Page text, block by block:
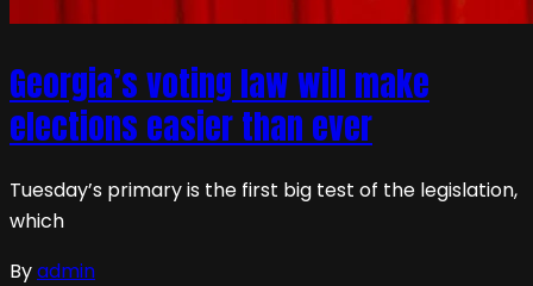
Georgia’s voting law will make
elections easier than ever
Tuesday’s primary is the first big test of the legislation,
which
Byadmin